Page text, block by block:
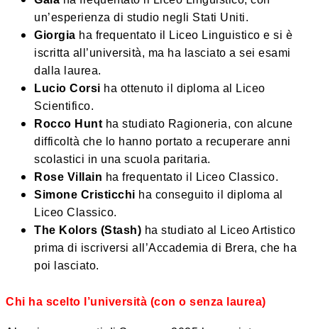
un’esperienza di studio negli Stati Uniti.
Giorgia ha frequentato il Liceo Linguistico e si è
iscritta all’università, ma ha lasciato a sei esami
dalla laurea.
Lucio Corsi ha ottenuto il diploma al Liceo
Scientifico.
Rocco Hunt ha studiato Ragioneria, con alcune
difficoltà che lo hanno portato a recuperare anni
scolastici in una scuola paritaria.
Rose Villain ha frequentato il Liceo Classico.
Simone Cristicchi ha conseguito il diploma al
Liceo Classico.
The Kolors (Stash) ha studiato al Liceo Artistico
prima di iscriversi all’Accademia di Brera, che ha
poi lasciato.
Chi ha scelto l’università (con o senza laurea)